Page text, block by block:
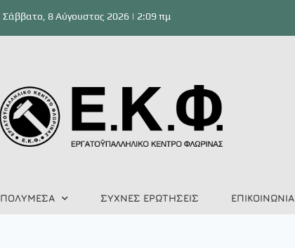
Σάββατο, 8 Αύγουστος 2026 | 2:09 πμ
ΠΟΛΥΜΕΣΑ ΣΥΧΝΕΣ ΕΡΩΤΗΣΕΙΣ ΕΠΙΚΟΙΝΩΝΙΑ